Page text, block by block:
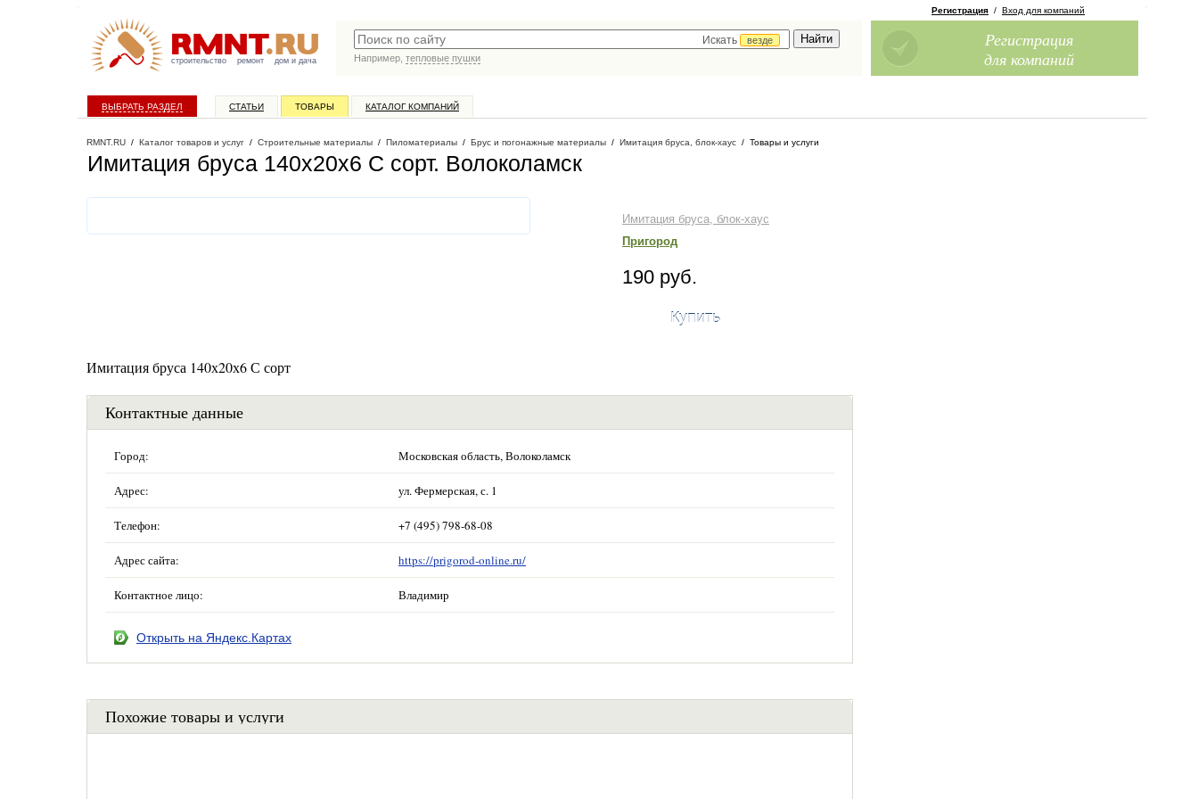
строительство ремонт дом и дача
Искать
везде
Например, тепловые пушки
Регистрация / Вход для компаний
Регистрация
для компаний
ВЫБРАТЬ РАЗДЕЛ СТАТЬИ ТОВАРЫ КАТАЛОГ КОМПАНИЙ
RMNT.RU / Каталог товаров и услуг / Строительные материалы / Пиломатериалы / Брус и погонажные материалы / Имитация бруса, блок-хаус / Товары и услуги
Имитация бруса 140х20х6 С сорт. Волоколамск
Имитация бруса, блок-хаус
Пригород
190 руб.
Купить
Имитация бруса 140х20х6 С сорт
Контактные данные
Город: Московская область, Волоколамск
Адрес: ул. Фермерская, с. 1
Телефон: +7 (495) 798-68-08
Адрес сайта: https://prigorod-online.ru/
Контактное лицо: Владимир
Открыть на Яндекс.Картах
Похожие товары и услуги